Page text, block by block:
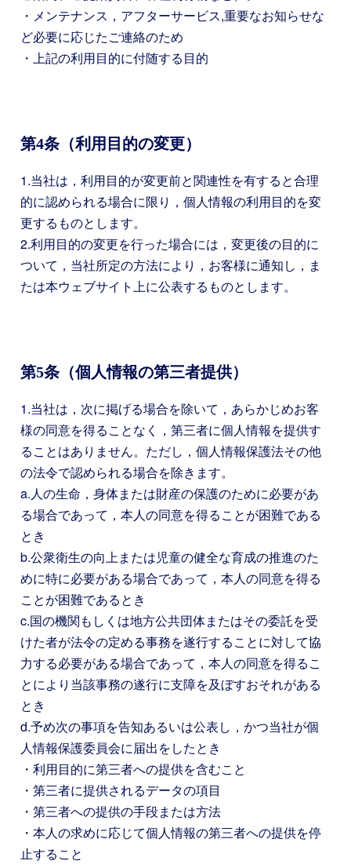
・メンテナンス，アフターサービス,重要なお知らせな
ど必要に応じたご連絡のため
・上記の利用目的に付随する目的
第4条（利用目的の変更）
1.当社は，利用目的が変更前と関連性を有すると合理
的に認められる場合に限り，個人情報の利用目的を変
更するものとします。
2.利用目的の変更を行った場合には，変更後の目的に
ついて，当社所定の方法により，お客様に通知し，ま
たは本ウェブサイト上に公表するものとします。
第5条（個人情報の第三者提供）
1.当社は，次に掲げる場合を除いて，あらかじめお客
様の同意を得ることなく，第三者に個人情報を提供す
ることはありません。ただし，個人情報保護法その他
の法令で認められる場合を除きます。
a.人の生命，身体または財産の保護のために必要があ
る場合であって，本人の同意を得ることが困難である
とき
b.公衆衛生の向上または児童の健全な育成の推進のた
めに特に必要がある場合であって，本人の同意を得る
ことが困難であるとき
c.国の機関もしくは地方公共団体またはその委託を受
けた者が法令の定める事務を遂行することに対して協
力する必要がある場合であって，本人の同意を得るこ
とにより当該事務の遂行に支障を及ぼすおそれがある
とき
d.予め次の事項を告知あるいは公表し，かつ当社が個
人情報保護委員会に届出をしたとき
・利用目的に第三者への提供を含むこと
・第三者に提供されるデータの項目
・第三者への提供の手段または方法
・本人の求めに応じて個人情報の第三者への提供を停
止すること